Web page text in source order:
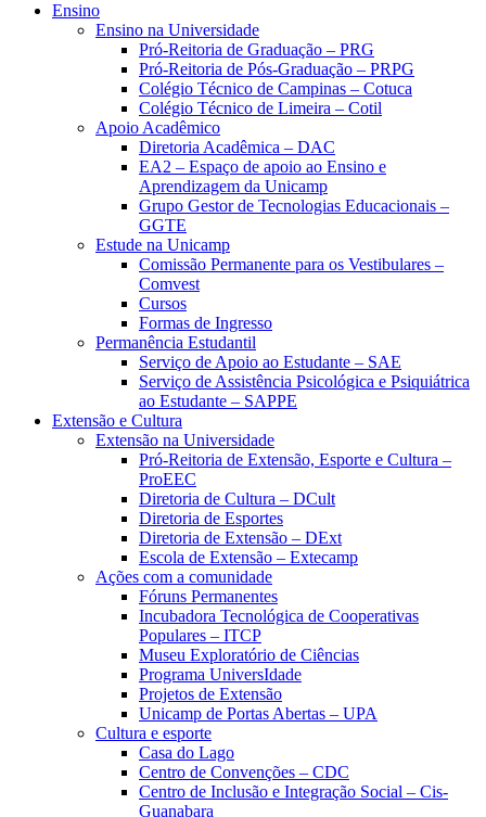
Ensino
Ensino na Universidade
Pró-Reitoria de Graduação – PRG
Pró-Reitoria de Pós-Graduação – PRPG
Colégio Técnico de Campinas – Cotuca
Colégio Técnico de Limeira – Cotil
Apoio Acadêmico
Diretoria Acadêmica – DAC
EA2 – Espaço de apoio ao Ensino e
Aprendizagem da Unicamp
Grupo Gestor de Tecnologias Educacionais –
GGTE
Estude na Unicamp
Comissão Permanente para os Vestibulares –
Comvest
Cursos
Formas de Ingresso
Permanência Estudantil
Serviço de Apoio ao Estudante – SAE
Serviço de Assistência Psicológica e Psiquiátrica
ao Estudante – SAPPE
Extensão e Cultura
Extensão na Universidade
Pró-Reitoria de Extensão, Esporte e Cultura –
ProEEC
Diretoria de Cultura – DCult
Diretoria de Esportes
Diretoria de Extensão – DExt
Escola de Extensão – Extecamp
Ações com a comunidade
Fóruns Permanentes
Incubadora Tecnológica de Cooperativas
Populares – ITCP
Museu Exploratório de Ciências
Programa UniversIdade
Projetos de Extensão
Unicamp de Portas Abertas – UPA
Cultura e esporte
Casa do Lago
Centro de Convenções – CDC
Centro de Inclusão e Integração Social – Cis-
Guanabara